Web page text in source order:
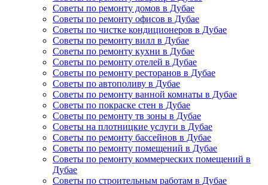
Советы по ремонту домов в Дубае
Советы по ремонту офисов в Дубае
Советы по чистке кондиционеров в Дубае
Советы по ремонту вилл в Дубае
Советы по ремонту кухни в Дубае
Советы по ремонту отелей в Дубае
Советы по ремонту ресторанов в Дубае
Советы по автополиву в Дубае
Советы по ремонту ванной комнаты в Дубае
Советы по покраске стен в Дубае
Советы по ремонту тв зоны в Дубае
Советы на плотницкие услуги в Дубае
Советы по ремонту бассейнов в Дубае
Советы по ремонту помещений в Дубае
Советы по ремонту коммерческих помещений в
Дубае
Советы по строительным работам в Дубае